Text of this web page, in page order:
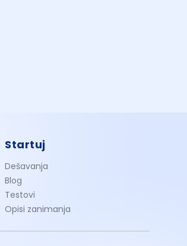
Startuj
Dešavanja
Blog
Testovi
Opisi zanimanja